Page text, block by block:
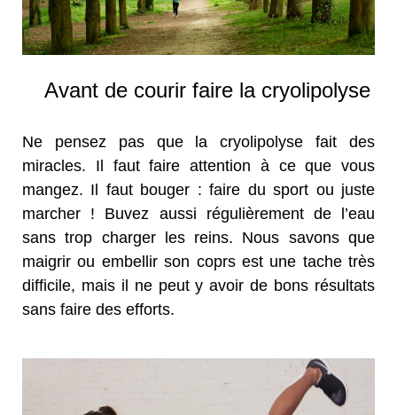
Avant de courir faire la cryolipolyse
Ne pensez pas que la cryolipolyse fait des
miracles. Il faut faire attention à ce que vous
mangez. Il faut bouger : faire du sport ou juste
marcher ! Buvez aussi régulièrement de l’eau
sans trop charger les reins. Nous savons que
maigrir ou embellir son coprs est une tache très
difficile, mais il ne peut y avoir de bons résultats
sans faire des efforts.